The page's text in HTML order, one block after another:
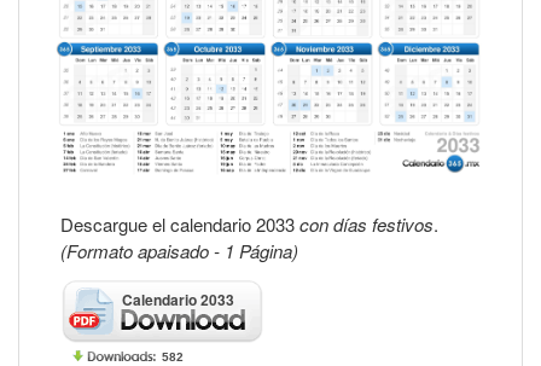
Descargue el calendario 2033con días festivos.
(Formato apaisado - 1 Página)
Calendario 2033
582